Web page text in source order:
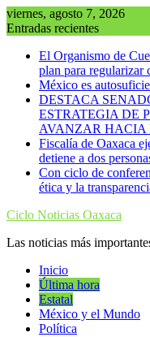
Saltar
al
viernes, agosto 7, 2026
Entradas recientes
El Organismo de
plan para regularizar
México es
DESTACA
ESTRATEGIA DE
AVANZAR HACIA
Fiscalía de Oaxaca
detiene a dos
Con ciclo de
ética y la
Ciclo Noticias Oaxaca
Las noticias más
Inicio
Última hora
Estatal
México y el Mundo
Política